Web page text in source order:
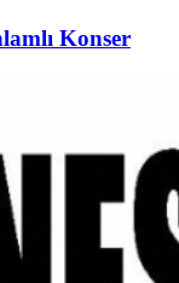
Konser